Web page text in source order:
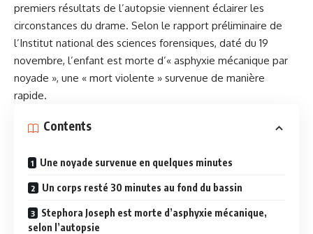
premiers résultats de l’autopsie viennent éclairer les
circonstances du drame. Selon le rapport préliminaire de
l’Institut national des sciences forensiques, daté du 19
novembre, l’enfant est morte d’« asphyxie mécanique par
noyade », une « mort violente » survenue de manière
rapide.
Contents
Une noyade survenue en quelques minutes
Un corps resté 30 minutes au fond du bassin
Stephora Joseph est morte d’asphyxie mécanique,
selon l’autopsie